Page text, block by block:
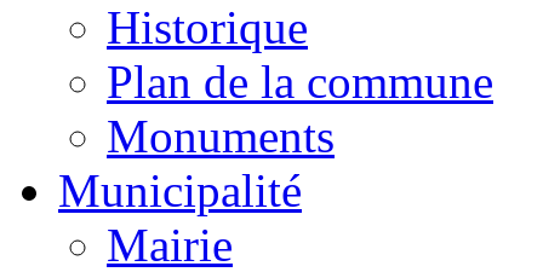
Historique
Plan de la commune
Monuments
Municipalité
Mairie